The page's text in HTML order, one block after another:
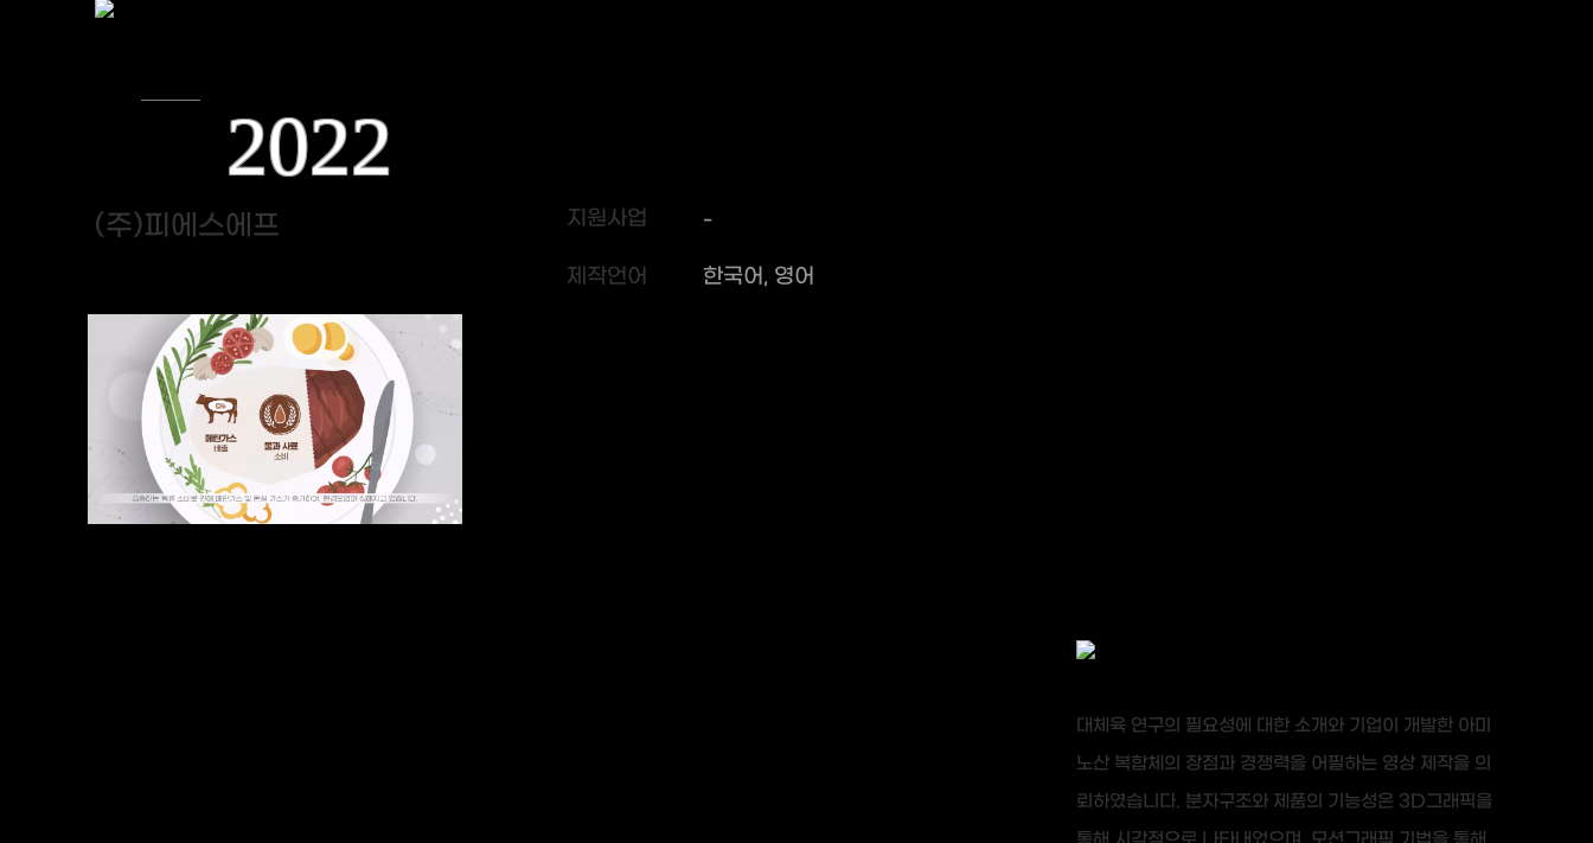
2022
(주)피에스에프 지원사업 -
제작언어 한국어, 영어
대체육 연구의 필요성에 대한 소개와 기업이 개발한 아미
노산 복합체의 장점과 경쟁력을 어필하는 영상 제작을 의
뢰하였습니다. 분자구조와 제품의 기능성은 3D그래픽을